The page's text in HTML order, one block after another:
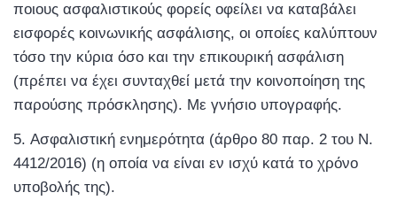
ποιους ασφαλιστικούς φορείς οφείλει να καταβάλει
εισφορές κοινωνικής ασφάλισης, οι οποίες καλύπτουν
τόσο την κύρια όσο και την επικουρική ασφάλιση
(πρέπει να έχει συνταχθεί μετά την κοινοποίηση της
παρούσης πρόσκλησης). Με γνήσιο υπογραφής.
Ασφαλιστική ενημερότητα (άρθρο 80 παρ. 2 του Ν.
4412/2016) (η οποία να είναι εν ισχύ κατά το χρόνο
υποβολής της).